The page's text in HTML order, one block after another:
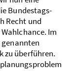
Bundes­tags­
Recht und
Im
zu überführen.